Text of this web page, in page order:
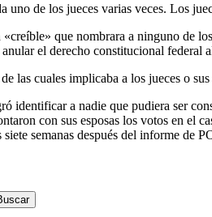
uno de los jueces varias veces. Los
que nombrara a ninguno de
el derecho constitucional federal
las cuales implicaba a los jueces o
identificar a nadie que pudiera ser
con sus esposas los votos en el
semanas después del informe de